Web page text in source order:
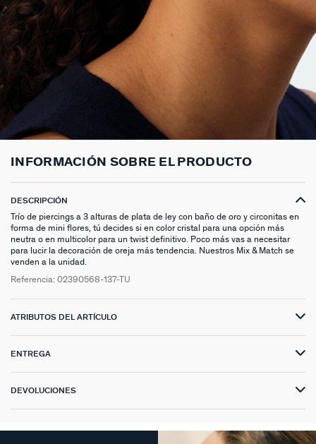
COLGANTES HASTA -50%
PIERCINGS HASTA -50%
ACCESORIOS HASTA -50%
PLATA DE LEY HASTA -50%
PRISMA
BEST SELLERS
CADENA
COLLARES DORADO
COLLARES PLATEADOS
PIERCINGS
PENDIENTES DORADOS
PENDIENTES PLATEADOS
PULSERAS MOMENT
PULSERAS DORADAS
PULSERAS PLATEADAS
ANILLOS PLATEADOS
PIEDRAS NATURALES
CHARMS MINIS
COLLARES COMPATIBLES
PENDIENTES COMPATIBLES
NUESTROS LOOKS
PIERCING ACCESORIOS
SET DE PENDIENTES
PIERCING PIEDRAS NATURALES
PERFORACIONES
NUESTROS LOOKS
PIERCINGS PLATEADOS
TALISMANS
SACRÉ CŒUR
SEGUNDA PIEL
1974
PALAIS ROYAL
PONT DES ARTS
CANDY
LLAVEROS
EXTENSOR DE CADENAS
CONTÁCTANOS
INFORMACIÓN SOBRE EL PRODUCTO
DESCRIPCIÓN
Trío de piercings a 3 alturas de plata de ley con baño de oro y circonitas en
forma de mini flores, tú decides si en color cristal para una opción más
neutra o en multicolor para un twist definitivo. Poco más vas a necesitar
para lucir la decoración de oreja más tendencia. Nuestros Mix & Match se
venden a la unidad.
Referencia: 02390568-137-TU
ATRIBUTOS DEL ARTÍCULO
ENTREGA
DEVOLUCIONES